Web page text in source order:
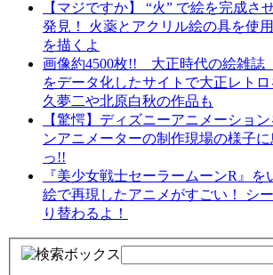
【マジですか】 “火” で絵を完成さ
発見！ 火薬とアクリル絵の具を使
を描くよ
画像約4500枚!! 大正時代の絵雑誌
をデータ化したサイトで大正レト
久夢二や北原白秋の作品も
【驚愕】ディズニーアニメーショ
ンアニメーターの制作現場の様子
っ!!
『美少女戦士セーラームーンR』
絵で再現したアニメがすごい！ シ
り替わるよ！